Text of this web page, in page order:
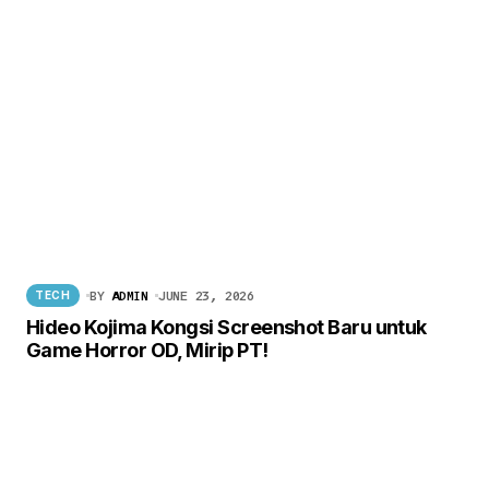
TECH BY ADMIN JUNE 23, 2026
Hideo Kojima Kongsi Screenshot Baru untuk
Game Horror OD, Mirip PT!